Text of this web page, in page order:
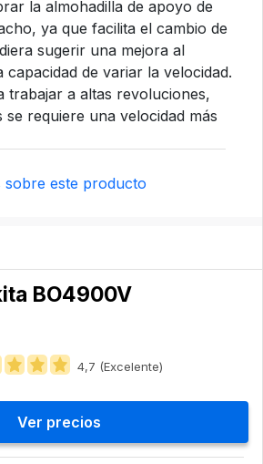
la almohadilla de apoyo de
ya que facilita el cambio de
sugerir una mejora al
de variar la velocidad.
trabajar a altas revoluciones,
requiere una velocidad más
sobre este producto
BO4900V
4,7 (Excelente)
Ver precios